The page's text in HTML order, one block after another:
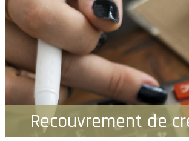
Recouvrement de